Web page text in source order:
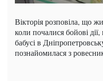
Вікторія розповіла, що
коли почалися бойові
бабусі в
познайомилася з